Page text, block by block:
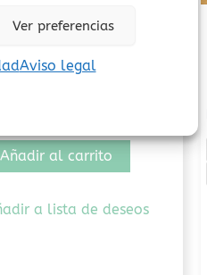
Ver preferencias
Aviso legal
Casas y Accesorios
de adviento
Añadir al carrito
a lista de deseos